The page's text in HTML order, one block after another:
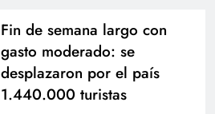
Fin de semana largo con
gasto moderado: se
desplazaron por el país
1.440.000 turistas